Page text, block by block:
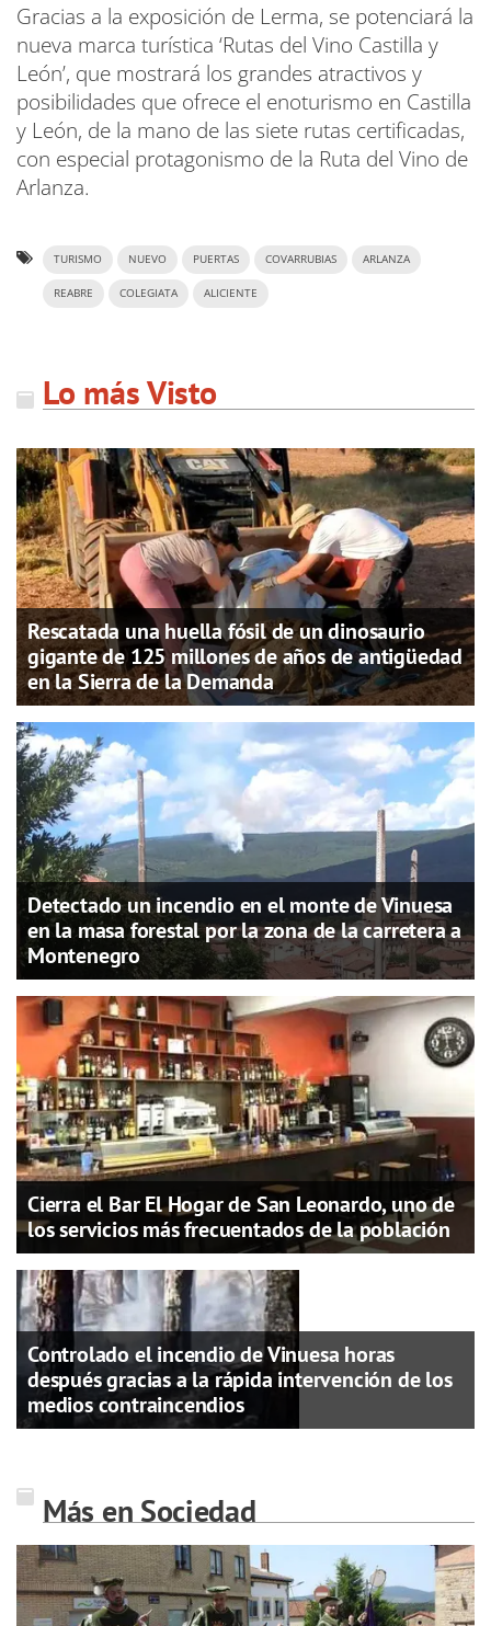
Gracias a la exposición de Lerma, se potenciará la
nueva marca turística ‘Rutas del Vino Castilla y
León’, que mostrará los grandes atractivos y
posibilidades que ofrece el enoturismo en Castilla
y León, de la mano de las siete rutas certificadas,
con especial protagonismo de la Ruta del Vino de
Arlanza.
TURISMO NUEVO PUERTAS COVARRUBIAS ARLANZA
REABRE COLEGIATA ALICIENTE
Lo más Visto
Rescatada una huella fósil de un dinosaurio
gigante de 125 millones de años de antigüedad
en la Sierra de la Demanda
Detectado un incendio en el monte de Vinuesa
en la masa forestal por la zona de la carretera a
Montenegro
Cierra el Bar El Hogar de San Leonardo, uno de
los servicios más frecuentados de la población
Controlado el incendio de Vinuesa horas
después gracias a la rápida intervención de los
medios contraincendios
Más en Sociedad